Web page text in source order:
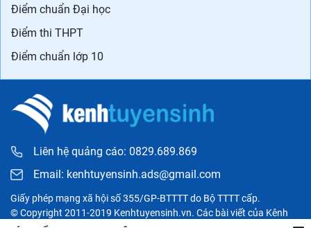
Điểm chuẩn Đại học
Điểm thi THPT
Điểm chuẩn lớp 10
Liên hệ quảng cáo: 0829.689.869
Email: kenhtuyensinh.ads@gmail.com
Giấy phép mạng xã hội số 355/GP-BTTTT do Bộ TTTT cấp.
© Copyright 2011-2019 Kenhtuyensinh.vn. Các bài viết của Kênh